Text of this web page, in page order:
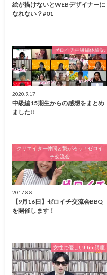
絵が描けないとWEBデザイナーに
なれない？#01
ゼロイチ中級編体験記
2020.9.17
中級編15期生からの感想をまとめ
ました!!
クリエイター仲間と繋がろう！ゼロイ
チ交流会
2017.8.8
【9月16日】ゼロイチ交流会BBQ
を開催します！
女性に優しいhtml講座